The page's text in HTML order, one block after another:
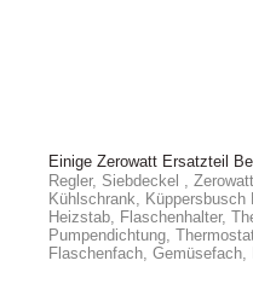
Einige Zerowatt Ersatzteil
Regler, Siebdeckel ,
Kühlschrank,
Heizstab, Flaschenhalter,
Pumpendichtung,
Flaschenfach,